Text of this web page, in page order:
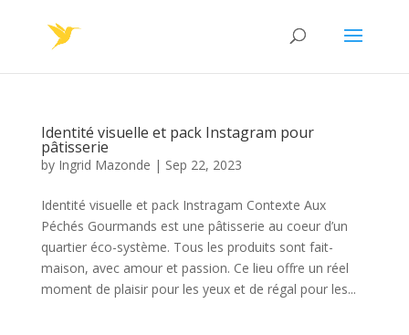
Identité visuelle et pack Instagram pour
pâtisserie
by Ingrid Mazonde | Sep 22, 2023
Identité visuelle et pack Instragam Contexte Aux
Péchés Gourmands est une pâtisserie au coeur d’un
quartier éco-système. Tous les produits sont fait-
maison, avec amour et passion. Ce lieu offre un réel
moment de plaisir pour les yeux et de régal pour les...